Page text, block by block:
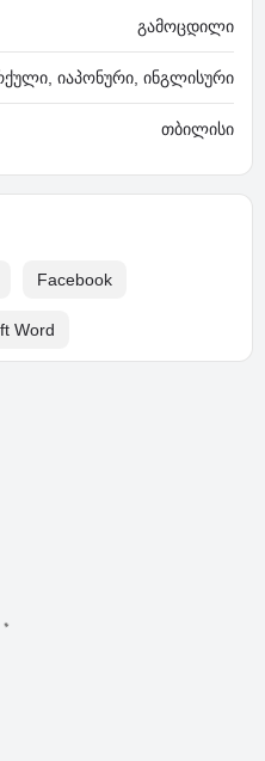
გამოცდილი
იაპონური, ინგლისური
თბილისი
Facebook
Word